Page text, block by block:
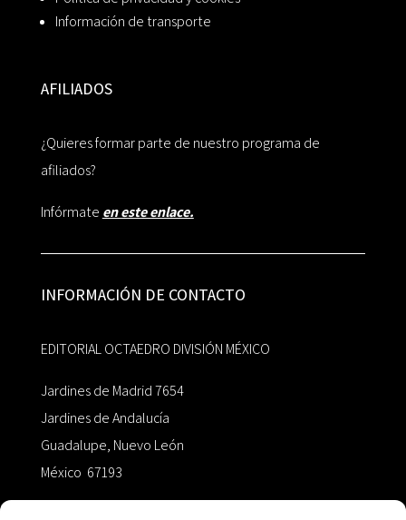
Información de transporte
AFILIADOS
¿Quieres formar parte de nuestro programa de
afiliados?
Infórmate en este enlace.
INFORMACIÓN DE CONTACTO
EDITORIAL OCTAEDRO DIVISIÓN MÉXICO
Jardines de Madrid 7654
Jardines de Andalucía
Guadalupe, Nuevo León
México 67193